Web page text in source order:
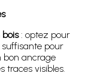
: optez pour
pour
bon ancrage
traces visibles.